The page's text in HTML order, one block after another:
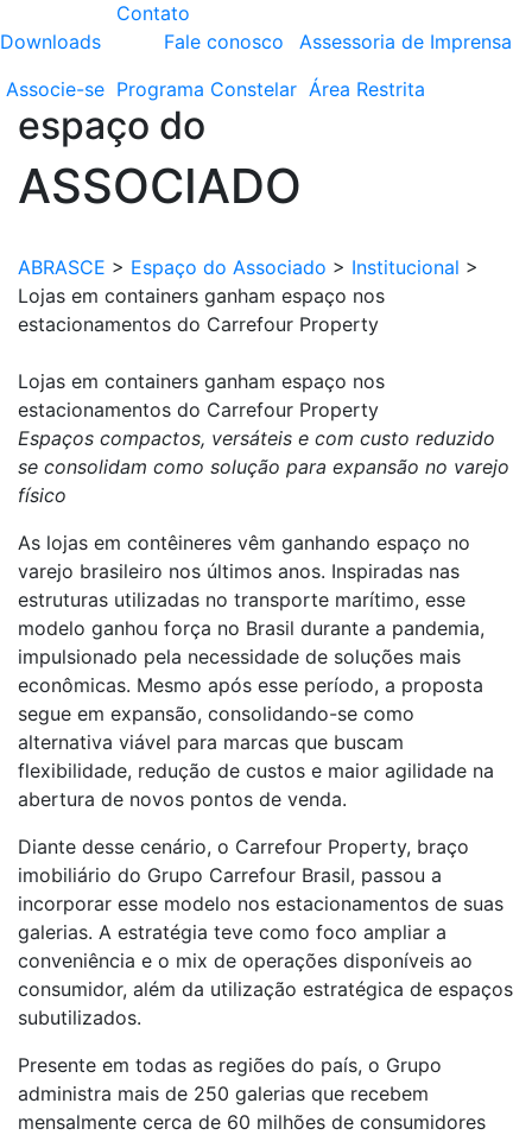
Downloads
Contato
Fale conosco
Assessoria de Imprensa
Associe-se Programa Constelar Área Restrita
espaço do
ASSOCIADO
ABRASCE > Espaço do Associado > Institucional >
Lojas em containers ganham espaço nos
estacionamentos do Carrefour Property
Lojas em containers ganham espaço nos
estacionamentos do Carrefour Property
Espaços compactos, versáteis e com custo reduzido
se consolidam como solução para expansão no varejo
físico
As lojas em contêineres vêm ganhando espaço no
varejo brasileiro nos últimos anos. Inspiradas nas
estruturas utilizadas no transporte marítimo, esse
modelo ganhou força no Brasil durante a pandemia,
impulsionado pela necessidade de soluções mais
econômicas. Mesmo após esse período, a proposta
segue em expansão, consolidando-se como
alternativa viável para marcas que buscam
flexibilidade, redução de custos e maior agilidade na
abertura de novos pontos de venda.
Diante desse cenário, o Carrefour Property, braço
imobiliário do Grupo Carrefour Brasil, passou a
incorporar esse modelo nos estacionamentos de suas
galerias. A estratégia teve como foco ampliar a
conveniência e o mix de operações disponíveis ao
consumidor, além da utilização estratégica de espaços
subutilizados.
Presente em todas as regiões do país, o Grupo
administra mais de 250 galerias que recebem
mensalmente cerca de 60 milhões de consumidores